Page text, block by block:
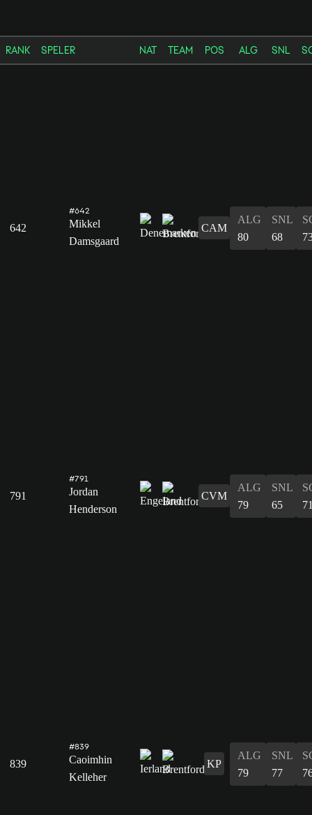
RANK SPELER NAT TEAM POS ALG SNL
642
#642
Mikkel
Damsgaard
CAM
ALG
80
SNL
68
791
#791
Jordan
Henderson
CVM
ALG
79
SNL
65
839
#839
Caoimhin
Kelleher
KP
ALG
79
SNL
77